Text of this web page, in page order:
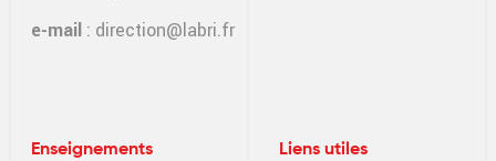
e-mail : direction@labri.fr
Enseignements Liens utiles